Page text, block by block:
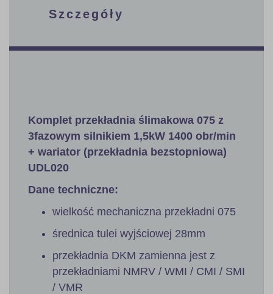
Szczegóły
Komplet przekładnia ślimakowa 075 z
3fazowym silnikiem 1,5kW 1400 obr/min
+ wariator (przekładnia bezstopniowa)
UDL020
Dane techniczne:
wielkość mechaniczna przekładni 075
średnica tulei wyjściowej 28mm
przekładnia DKM zamienna jest z
przekładniami NMRV / WMI / CMI / SMI
/ VMR